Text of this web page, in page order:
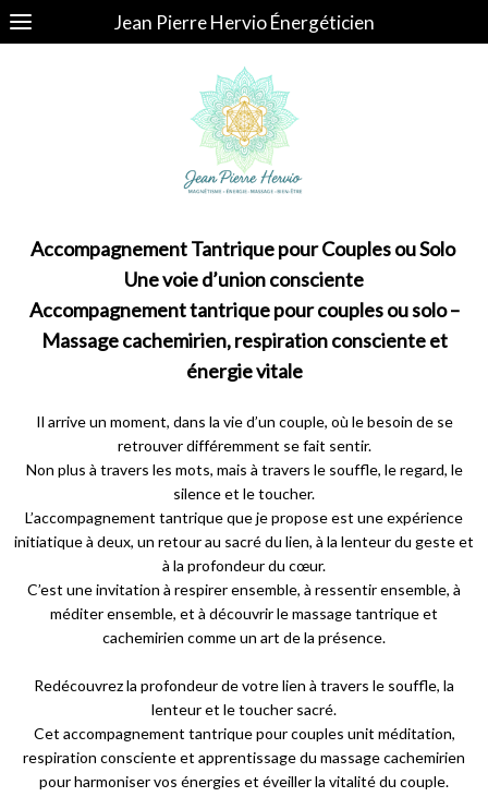
Jean Pierre Hervio Énergéticien
Accompagnement Tantrique pour Couples ou Solo
Une voie d’union consciente
Accompagnement tantrique pour couples ou solo –
Massage cachemirien, respiration consciente et
énergie vitale
Il arrive un moment, dans la vie d’un couple, où le besoin de se
retrouver différemment se fait sentir.
Non plus à travers les mots, mais à travers le souffle, le regard, le
silence et le toucher.
L’accompagnement tantrique que je propose est une expérience
initiatique à deux, un retour au sacré du lien, à la lenteur du geste et
à la profondeur du cœur.
C’est une invitation à respirer ensemble, à ressentir ensemble, à
méditer ensemble, et à découvrir le massage tantrique et
cachemirien comme un art de la présence.
Redécouvrez la profondeur de votre lien à travers le souffle, la
lenteur et le toucher sacré.
Cet accompagnement tantrique pour couples unit méditation,
respiration consciente et apprentissage du massage cachemirien
pour harmoniser vos énergies et éveiller la vitalité du couple.